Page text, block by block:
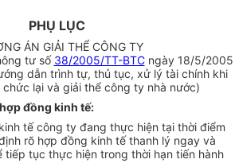
PHỤ LỤC
ÁN GIẢI THỂ CÔNG TY
tư số 38/2005/TT-BTCngày 18/5/2005
dẫn trình tự, thủ tục, xử lý tài chính khi
lại và giải thể công ty nhà nước)
đồng kinh tế:
tế công ty đang thực hiện tại thời điểm
rõ hợp đồng kinh tế thanh lý ngay và
tiếp tục thực hiện trong thời hạn tiến hành